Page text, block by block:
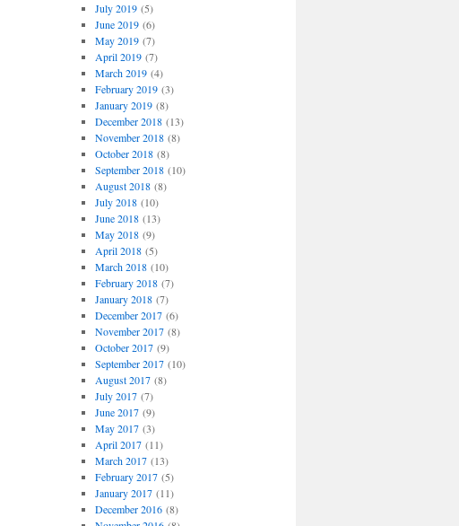
July 2019(5)
June 2019(6)
May 2019(7)
April 2019(7)
March 2019(4)
February 2019(3)
January 2019(8)
December 2018(13)
November 2018(8)
October 2018(8)
September 2018(10)
August 2018(8)
July 2018(10)
June 2018(13)
May 2018(9)
April 2018(5)
March 2018(10)
February 2018(7)
January 2018(7)
December 2017(6)
November 2017(8)
October 2017(9)
September 2017(10)
August 2017(8)
July 2017(7)
June 2017(9)
May 2017(3)
April 2017(11)
March 2017(13)
February 2017(5)
January 2017(11)
December 2016(8)